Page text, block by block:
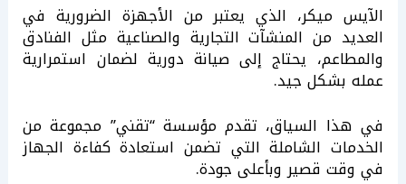
الآيس ميكر، الذي يعتبر من الأجهزة الضرورية في
العديد من المنشآت التجارية والصناعية مثل الفنادق
والمطاعم، يحتاج إلى صيانة دورية لضمان استمرارية
عمله بشكل جيد.
في هذا السياق، تقدم مؤسسة “تقني” مجموعة من
الخدمات الشاملة التي تضمن استعادة كفاءة الجهاز
في وقت قصير وبأعلى جودة.